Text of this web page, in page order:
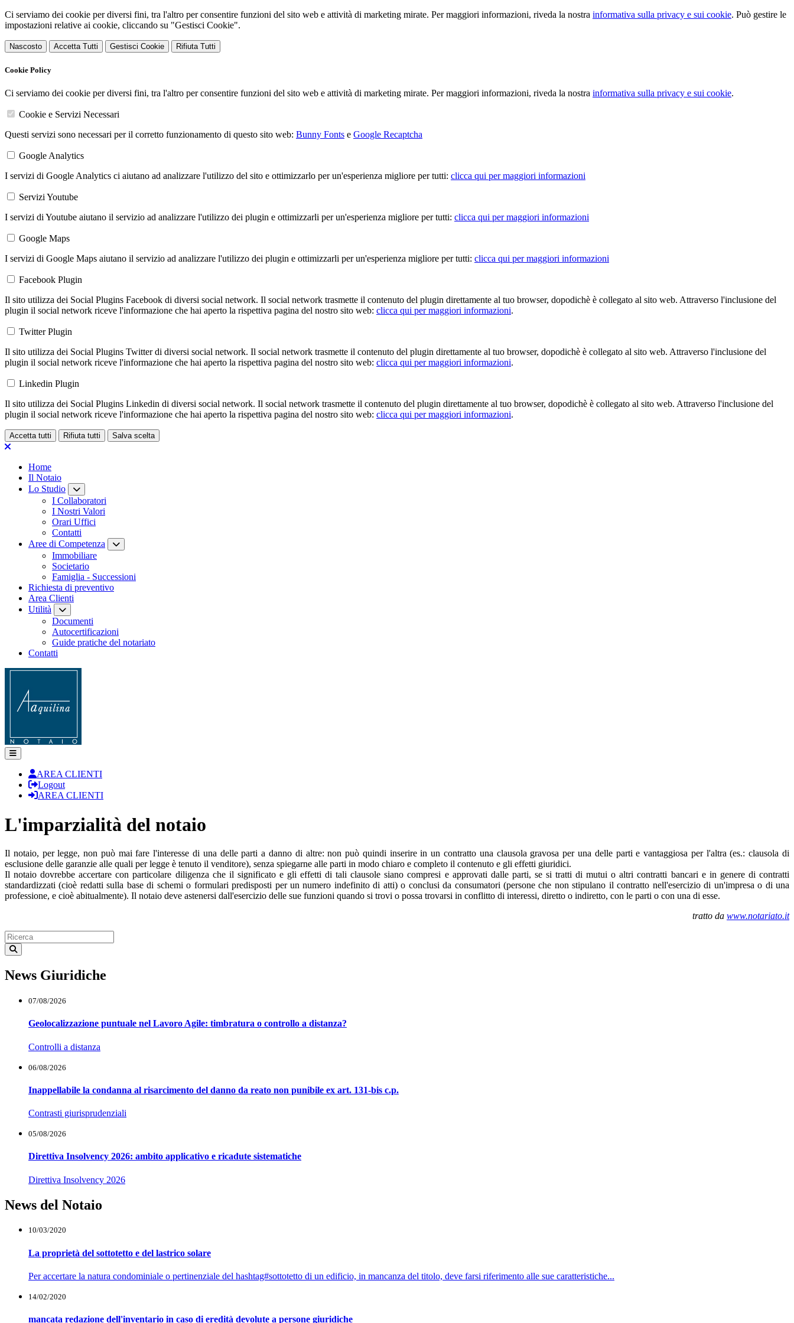
Ci serviamo dei cookie per diversi fini, tra l'altro per consentire funzioni del sito web e attività di marketing mirate. Per maggiori informazioni, riveda la nostra informativa sulla privacy e sui cookie. Può gestire le
impostazioni relative ai cookie, cliccando su "Gestisci Cookie".
Nascosto Accetta Tutti Gestisci Cookie Rifiuta Tutti
Cookie Policy
Ci serviamo dei cookie per diversi fini, tra l'altro per consentire funzioni del sito web e attività di marketing mirate. Per maggiori informazioni, riveda la nostra informativa sulla privacy e sui cookie.
Cookie e Servizi Necessari
Questi servizi sono necessari per il corretto funzionamento di questo sito web: Bunny Fonts e Google Recaptcha
Google Analytics
I servizi di Google Analytics ci aiutano ad analizzare l'utilizzo del sito e ottimizzarlo per un'esperienza migliore per tutti: clicca qui per maggiori informazioni
Servizi Youtube
I servizi di Youtube aiutano il servizio ad analizzare l'utilizzo dei plugin e ottimizzarli per un'esperienza migliore per tutti: clicca qui per maggiori informazioni
Google Maps
I servizi di Google Maps aiutano il servizio ad analizzare l'utilizzo dei plugin e ottimizzarli per un'esperienza migliore per tutti: clicca qui per maggiori informazioni
Facebook Plugin
Il sito utilizza dei Social Plugins Facebook di diversi social network. Il social network trasmette il contenuto del plugin direttamente al tuo browser, dopodichè è collegato al sito web. Attraverso l'inclusione del
plugin il social network riceve l'informazione che hai aperto la rispettiva pagina del nostro sito web: clicca qui per maggiori informazioni.
Twitter Plugin
Il sito utilizza dei Social Plugins Twitter di diversi social network. Il social network trasmette il contenuto del plugin direttamente al tuo browser, dopodichè è collegato al sito web. Attraverso l'inclusione del
plugin il social network riceve l'informazione che hai aperto la rispettiva pagina del nostro sito web: clicca qui per maggiori informazioni.
Linkedin Plugin
Il sito utilizza dei Social Plugins Linkedin di diversi social network. Il social network trasmette il contenuto del plugin direttamente al tuo browser, dopodichè è collegato al sito web. Attraverso l'inclusione del
plugin il social network riceve l'informazione che hai aperto la rispettiva pagina del nostro sito web: clicca qui per maggiori informazioni.
Accetta tutti Rifiuta tutti Salva scelta
Loading...
Home
Il Notaio
Lo Studio
I Collaboratori
I Nostri Valori
Orari Uffici
Contatti
Aree di Competenza
Immobiliare
Societario
Famiglia - Successioni
Richiesta di preventivo
Area Clienti
Utilità
Documenti
Autocertificazioni
Guide pratiche del notariato
Contatti
AREA CLIENTI
Logout
AREA CLIENTI
L'imparzialità del notaio
Il notaio, per legge, non può mai fare l'interesse di una delle parti a danno di altre: non può quindi inserire in un contratto una clausola gravosa per una delle parti e vantaggiosa per l'altra (es.: clausola di
esclusione delle garanzie alle quali per legge è tenuto il venditore), senza spiegarne alle parti in modo chiaro e completo il contenuto e gli effetti giuridici.
Il notaio dovrebbe accertare con particolare diligenza che il significato e gli effetti di tali clausole siano compresi e approvati dalle parti, se si tratti di mutui o altri contratti bancari e in genere di contratti
standardizzati (cioè redatti sulla base di schemi o formulari predisposti per un numero indefinito di atti) o conclusi da consumatori (persone che non stipulano il contratto nell'esercizio di un'impresa o di una
professione, e cioè abitualmente). Il notaio deve astenersi dall'esercizio delle sue funzioni quando si trovi o possa trovarsi in conflitto di interessi, diretto o indiretto, con le parti o con una di esse.
tratto da www.notariato.it
News Giuridiche
07/08/2026
Geolocalizzazione puntuale nel Lavoro Agile: timbratura o controllo a distanza?
Controlli a distanza
06/08/2026
Inappellabile la condanna al risarcimento del danno da reato non punibile ex art. 131-bis c.p.
Contrasti giurisprudenziali
05/08/2026
Direttiva Insolvency 2026: ambito applicativo e ricadute sistematiche
Direttiva Insolvency 2026
News del Notaio
10/03/2020
La proprietà del sottotetto e del lastrico solare
Per accertare la natura condominiale o pertinenziale del hashtag#sottotetto di un edificio, in mancanza del titolo, deve farsi riferimento alle sue caratteristiche...
14/02/2020
mancata redazione dell'inventario in caso di eredità devolute a persone giuridiche